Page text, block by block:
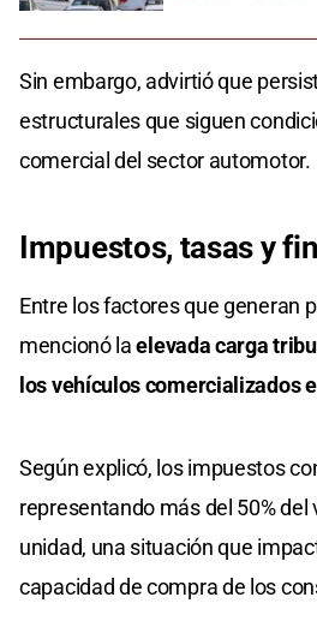
Sin embargo, advirtió que
estructurales que siguen
comercial del sector automotor.
Impuestos, tasas y
Entre los factores que generan
mencionó laelevada carga
los vehículos comercializados
Según explicó, los impuestos
representando más del 50% del
unidad, una situación que
capacidad de compra de los